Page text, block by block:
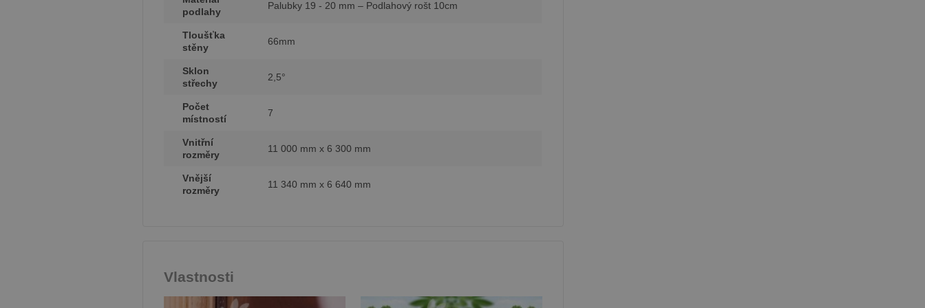
podlahy
Palubky 19 - 20 mm – Podlahový rošt 10cm
Tloušťka
stěny
66mm
Sklon
střechy
2,5°
Počet
místností
7
Vnitřní
rozměry
11 000 mm x 6 300 mm
Vnější
rozměry
11 340 mm x 6 640 mm
Vlastnosti